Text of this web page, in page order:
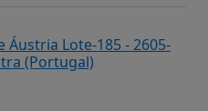
Áustria Lote-185 - 2605-
(Portugal)